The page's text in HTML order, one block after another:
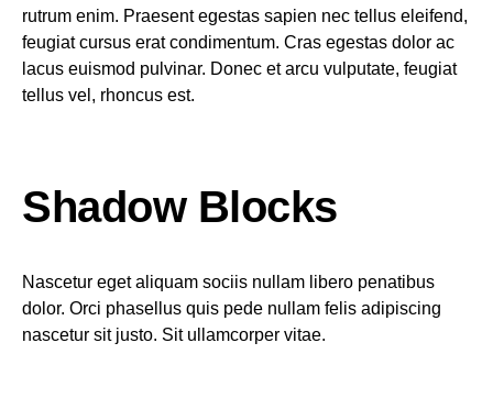
rutrum enim. Praesent egestas sapien nec tellus eleifend,
feugiat cursus erat condimentum. Cras egestas dolor ac
lacus euismod pulvinar. Donec et arcu vulputate, feugiat
tellus vel, rhoncus est.
Shadow Blocks
Nascetur eget aliquam sociis nullam libero penatibus
dolor. Orci phasellus quis pede nullam felis adipiscing
nascetur sit justo. Sit ullamcorper vitae.